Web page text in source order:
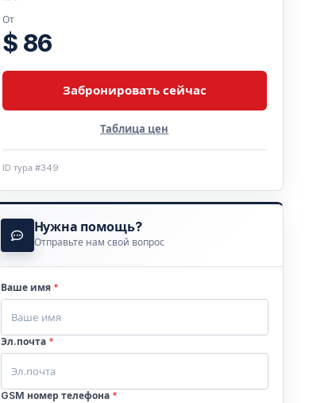
От
$ 86
Забронировать сейчас
Таблица цен
ID тура #349
Нужна помощь?
Отправьте нам свой вопрос
Ваше имя *
Эл.почта *
GSM номер телефона *